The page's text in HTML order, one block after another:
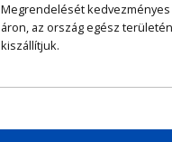
Megrendelését kedvezményes
áron, az ország egész területén
kiszállítjuk.